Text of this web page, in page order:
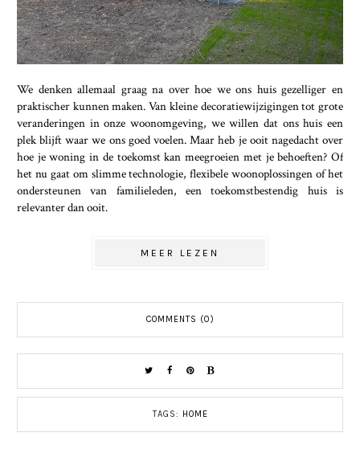
We denken allemaal graag na over hoe we ons huis gezelliger en
praktischer kunnen maken. Van kleine decoratiewijzigingen tot grote
veranderingen in onze woonomgeving, we willen dat ons huis een
plek blijft waar we ons goed voelen. Maar heb je ooit nagedacht over
hoe je woning in de toekomst kan meegroeien met je behoeften? Of
het nu gaat om slimme technologie, flexibele woonoplossingen of het
ondersteunen van familieleden, een toekomstbestendig huis is
relevanter dan ooit.
MEER LEZEN
COMMENTS (0)
TAGS: HOME